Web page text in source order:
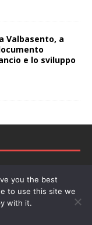
Valbasento, a
e lo sviluppo
Editore: Deah
you the best
to use this site we
with it.